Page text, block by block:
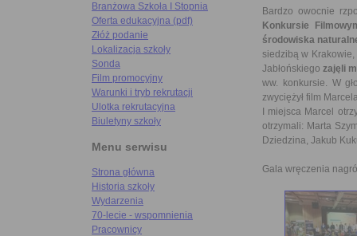
Branżowa Szkoła I Stopnia
Oferta edukacyjna (pdf)
Złóż podanie
Lokalizacja szkoły
Sonda
Film promocyjny
Warunki i tryb rekrutacji
Ulotka rekrutacyjna
Biuletyny szkoły
Menu serwisu
Strona główna
Historia szkoły
Wydarzenia
70-lecie - wspomnienia
Pracownicy
Bardzo owocnie
Konkursie
środowiska
siedzibą w
Jabłońskiegozajęli
ww. konkursie. W
zwyciężył film
I miejsca Marcel
otrzymali: Marta
Dziedzina, Jakub
Gala wręczenia